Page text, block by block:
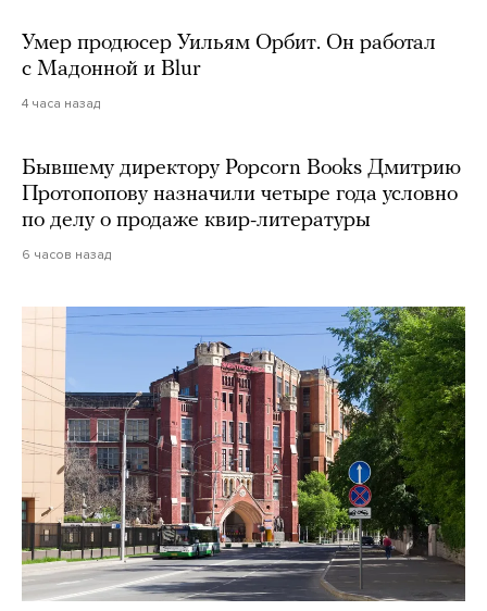
Умер продюсер Уильям Орбит. Он работал
с Мадонной и Blur
4 часа назад
Бывшему директору Popcorn Books Дмитрию
Протопопову назначили четыре года условно
по делу о продаже квир-литературы
6 часов назад